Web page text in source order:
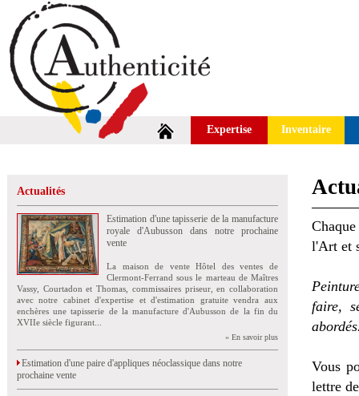
Expertise Inventaire
Actualités
Estimation d'une tapisserie de la manufacture
royale d'Aubusson dans notre prochaine
vente
La maison de vente Hôtel des ventes de
Clermont-Ferrand sous le marteau de Maîtres
Vassy, Courtadon et Thomas, commissaires priseur, en collaboration
avec notre cabinet d'expertise et d'estimation gratuite vendra aux
enchères une tapisserie de la manufacture d'Aubusson de la fin du
XVIIe siècle figurant...
» En savoir plus
Estimation d'une paire d'appliques néoclassique dans notre
prochaine vente
l'Art et
faire,
Vous
lettre